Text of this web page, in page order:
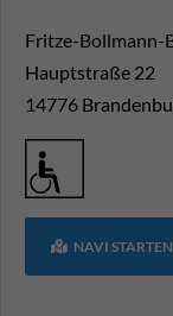
Fritze-Bollmann-
Hauptstraße 22
14776
NAVI STARTEN